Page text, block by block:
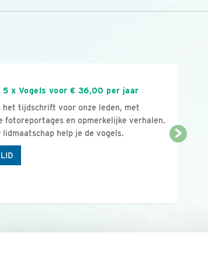
5 x Vogels voor € 36,00 per jaar
het tijdschrift voor onze leden, met
fotoreportages en opmerkelijke verhalen.
lidmaatschap help je de vogels.